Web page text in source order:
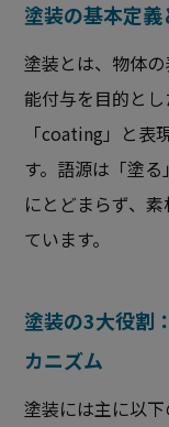
塗装の基本定
塗装とは、物体
能付与を目的と
「coating」と表
す。語源は「塗
にとどまらず、
ています。
塗装の3大役割
カニズム
塗装には主に以下